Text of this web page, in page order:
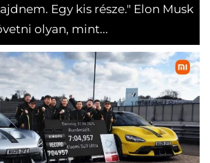
Egy kis része." Elon Musk
olyan, mint...